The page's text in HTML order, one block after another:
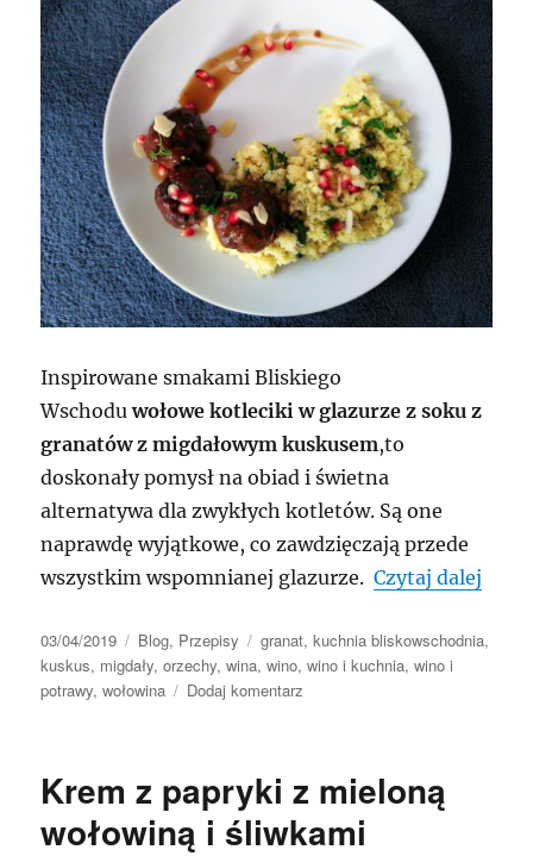
Inspirowane smakami Bliskiego
Wschoduwołowe kotleciki w glazurze z soku z
granatów z migdałowym kuskusem,to
doskonały pomysł na obiad i świetna
alternatywa dla zwykłych kotletów. Są one
naprawdę wyjątkowe, co zawdzięczają przede
wszystkim wspomnianej glazurze.Czytaj dalej
Data
publikacji
03/04/2019 Kategorie
Blog, Przepisy Tagi
granat,kuchnia bliskowschodnia,
kuskus, migdały,orzechy,wina,wino,wino i kuchnia,wino i
potrawy,wołowina Dodaj komentarz
z
z
Krem z papryki z mieloną
wołowiną i śliwkami